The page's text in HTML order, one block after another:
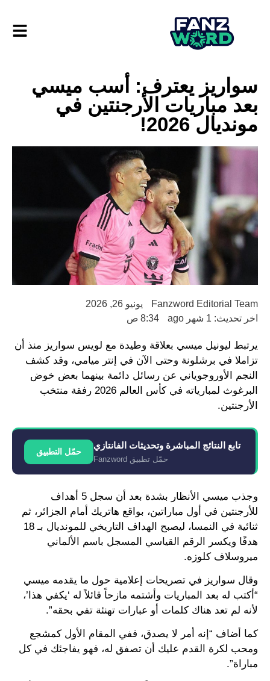
سواريز يعترف: أسب ميسي
بعد مباريات الأرجنتين في
مونديال 2026!
Fanzword Editorial Team
يونيو 26, 2026
اخر تحديث: 1 شهر ago
8:34 ص
يرتبط ليونيل ميسي بعلاقة وطيدة مع لويس سواريز منذ أن
تزاملا في برشلونة وحتى الآن في إنتر ميامي، وقد كشف
النجم الأوروجوياني عن رسائل دائمة بينهما بعض خوض
البرغوث لمبارياته في كأس العالم 2026 رفقة منتخب
الأرجنتين.
تابع النتائج المباشرة وتحديثات الفانتازي
حمّل تطبيق Fanzword
حمّل التطبيق
وجذب ميسي الأنظار بشدة بعد أن سجل 5 أهداف
للأرجنتين في أول مباراتين، بواقع هاتريك أمام الجزائر، ثم
ثنائية في النمسا، ليصبح الهداف التاريخي للمونديال بـ 18
هدفًا ويكسر الرقم القياسي المسجل باسم الألماني
ميروسلاف كلوزه.
وقال سواريز في تصريحات إعلامية حول ما يقدمه ميسي
“أكتب له بعد المباريات وأشتمه مازحاً قائلاً له ‘يكفي هذا’،
لأنه لم تعد هناك كلمات أو عبارات تهنئة تفي بحقه”.
كما أضاف “إنه أمر لا يصدق، ففي المقام الأول كمشجع
ومحب لكرة القدم عليك أن تصفق له، فهو يفاجئك في كل
مباراة”.